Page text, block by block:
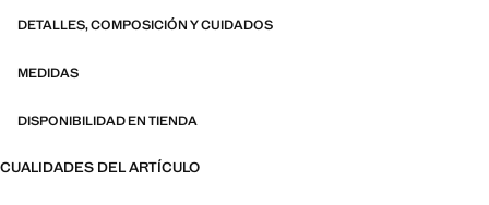
DETALLES, COMPOSICIÓN Y CUIDADOS
MEDIDAS
DISPONIBILIDAD EN TIENDA
CUALIDADES DEL ARTÍCULO